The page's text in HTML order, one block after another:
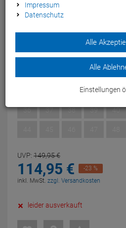
Cube Sydrix Pro Rennrad
black'n'white - 41
Dank des Drehverschlusses bist du
SYDRIX PRO, wie du auch auf der
36
37 38 39 40
UVP: 149,95€
114,95 €
-23 %
inkl. MwSt. zzgl. Versandkosten
leider ausverkauft
Impressum
Datenschutz
Alle
Alle
Einstellungen